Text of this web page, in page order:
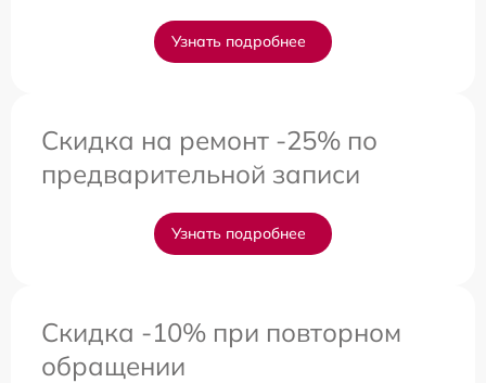
Узнать подробнее
Скидка на ремонт -25% по
предварительной записи
Узнать подробнее
Скидка -10% при повторном
обращении